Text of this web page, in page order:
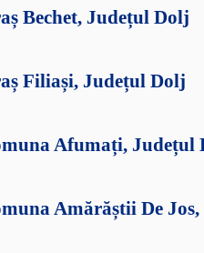
Bechet, Județul Dolj
Filiași, Județul Dolj
Afumați, Județul
Amărăștii De